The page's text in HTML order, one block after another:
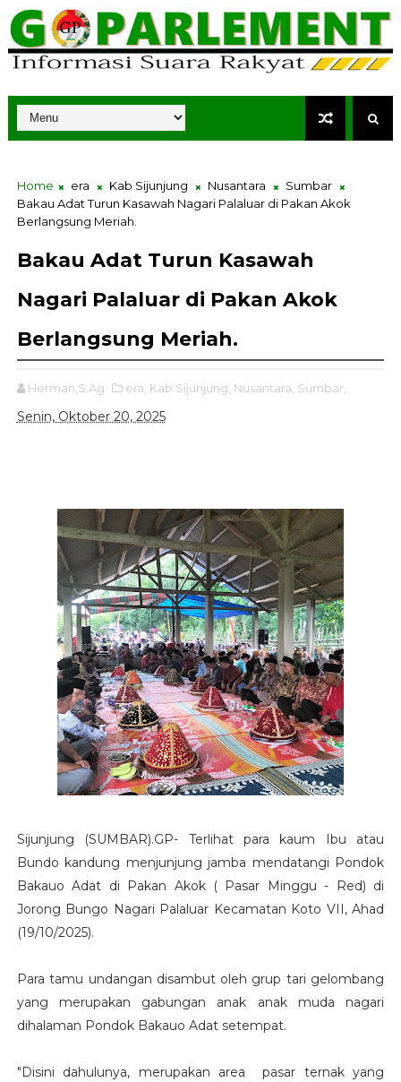
Home era Kab Sijunjung Nusantara
Sumbar
Bakau Adat Turun Kasawah Nagari Palaluar di Pakan Akok
Berlangsung Meriah.
Bakau Adat Turun Kasawah
Nagari Palaluar di Pakan Akok
Berlangsung Meriah.
Herman,S.Ag era, Kab Sijunjung, Nusantara, Sumbar,
Senin, Oktober 20, 2025
Sijunjung (SUMBAR).GP- Terlihat para kaum Ibu atau
Bundo kandung menjunjung jamba mendatangi Pondok
Bakauo Adat di Pakan Akok ( Pasar Minggu - Red) di
Jorong Bungo Nagari Palaluar Kecamatan Koto VII, Ahad
(19/10/2025).
Para tamu undangan disambut oleh grup tari gelombang
yang merupakan gabungan anak anak muda nagari
dihalaman Pondok Bakauo Adat setempat.
"Disini dahulunya, merupakan area pasar ternak yang